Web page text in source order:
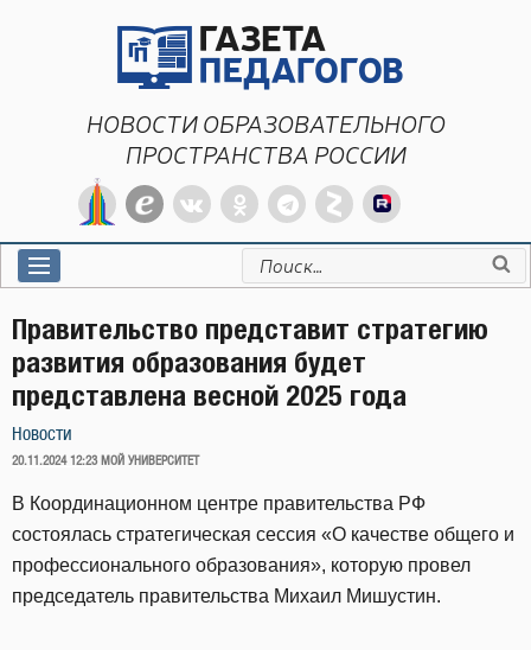
НОВОСТИ ОБРАЗОВАТЕЛЬНОГО
ПРОСТРАНСТВА РОССИИ
Искать:
Правительство представит стратегию
развития образования будет
представлена весной 2025 года
Новости
ОПУБЛИКОВАНО
20.11.2024 12:23 МОЙ УНИВЕРСИТЕТ
В Координационном центре правительства РФ
состоялась стратегическая сессия «О качестве общего и
профессионального образования», которую провел
председатель правительства Михаил Мишустин.